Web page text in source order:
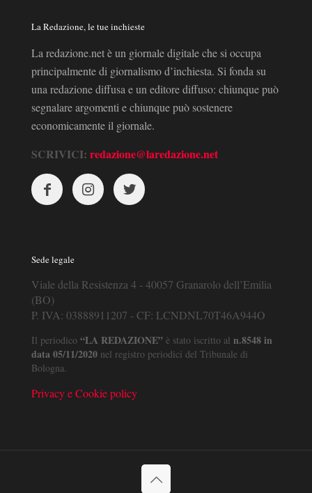
La Redazione, le tue inchieste
La redazione.net è un giornale digitale che si occupa
principalmente di giornalismo d’inchiesta. Si fonda su
una redazione diffusa e un editore diffuso: chiunque può
segnalare argomenti e chiunque può sostenere
economicamente il giornale.
SCRIVICI: redazione@laredazione.net
Sede legale
Viale della Resistenza 4 - 40057 Granarolo dell’Emilia
(BO)
P. IVA: 03888911207 - CF: LCNDNL70T46A944O
Il periodico “LA REDAZIONE” è stato iscritto al n.8548 in
data 05/11/2020 nel registro periodici del Tribunale di
Bologna.
Privacy e Cookie policy